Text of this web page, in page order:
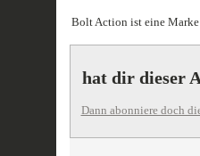
Bolt Action ist eine
hat dir dieser
Dann abonniere doch